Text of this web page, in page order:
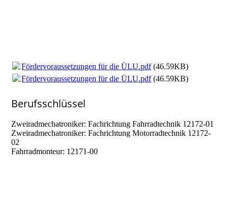
Fördervoraussetzungen für die ÜLU.pdf(46.59KB)
Fördervoraussetzungen für die ÜLU.pdf(46.59KB)
Berufsschlüssel
Zweiradmechatroniker: Fachrichtung Fahrradtechnik 12172-01
Zweiradmechatroniker: Fachrichtung Motorradtechnik 12172-
02
Fahrradmonteur: 12171-00